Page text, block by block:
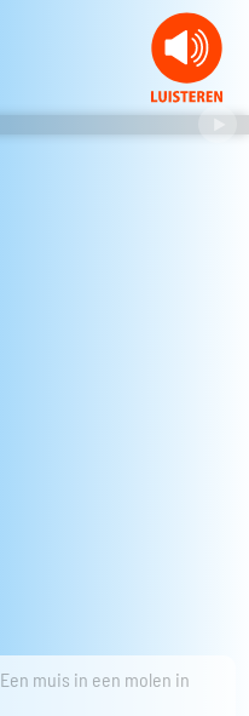
Een muis in een molen in